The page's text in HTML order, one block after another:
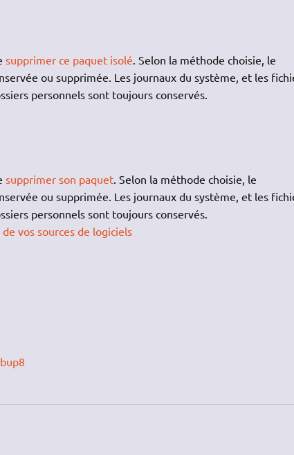
supprimer ce paquet isolé. Selon la méthode choisie, le
ou supprimée. Les journaux du système, et les
personnels sont toujours conservés.
supprimer son paquet. Selon la méthode choisie, le
ou supprimée. Les journaux du système, et les
personnels sont toujours conservés.
vos sources de logiciels